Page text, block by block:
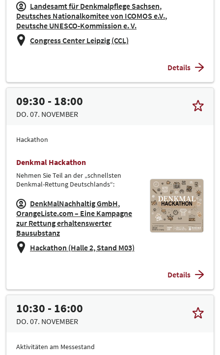
Landesamt für Denkmalpflege Sachsen
Deutsches Nationalkomitee von ICOMOS e.V.
Deutsche UNESCO-Kommission e. V.
Congress Center Leipzig (CCL)
Details
09:30 - 18:00
DO. 07. NOVEMBER
Hackathon
Denkmal Hackathon
Nehmen Sie Teil an der „schnellsten
Denkmal-Rettung Deutschlands“:
DenkMalNachhaltig GmbH
OrangeListe.com – Eine Kampagne
zur Rettung erhaltenswerter
Bausubstanz
Hackathon (Halle 2, Stand M03)
Details
10:30 - 16:00
DO. 07. NOVEMBER
Aktivitäten am Messestand